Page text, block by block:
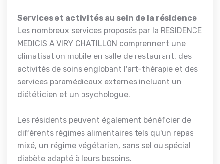
Services et activités au sein de la résidence
Les nombreux services proposés par la RESIDENCE
MEDICIS A VIRY CHATILLON comprennent une
climatisation mobile en salle de restaurant, des
activités de soins englobant l'art-thérapie et des
services paramédicaux externes incluant un
diététicien et un psychologue.
Les résidents peuvent également bénéficier de
différents régimes alimentaires tels qu'un repas
mixé, un régime végétarien, sans sel ou spécial
diabète adapté à leurs besoins.